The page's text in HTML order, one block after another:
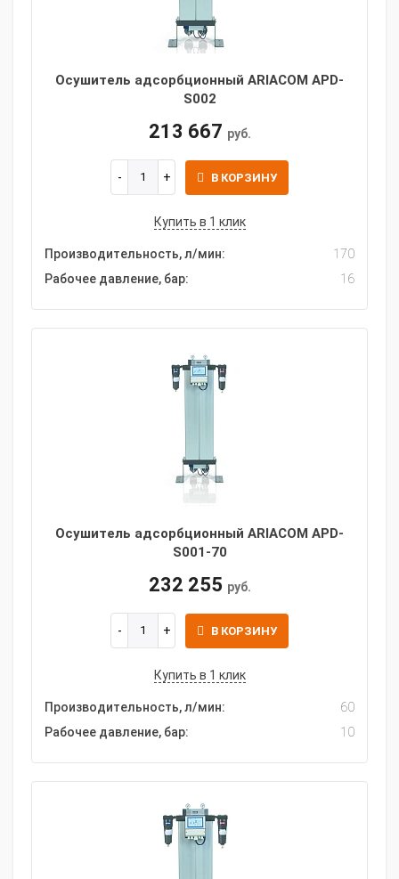
Осушитель адсорбционный ARIACOM APD-
S002
213 667 руб.
В КОРЗИНУ
Купить в 1 клик
Производительность, л/мин:
170
Рабочее давление, бар:
16
Осушитель адсорбционный ARIACOM APD-
S001-70
232 255 руб.
В КОРЗИНУ
Купить в 1 клик
Производительность, л/мин:
60
Рабочее давление, бар:
10